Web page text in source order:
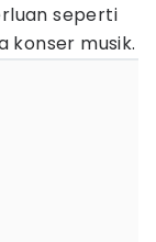
seperti
konser musik.